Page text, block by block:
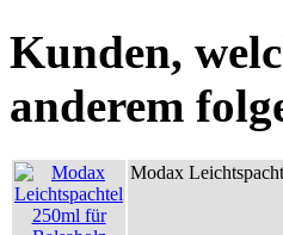
Kunden,
anderem
Modax